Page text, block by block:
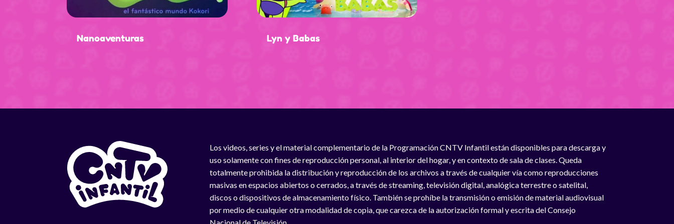
Nanoaventuras Lyn y Babas
Los videos, series y el material complementario de la Programación CNTV Infantil están disponibles para descarga y
uso solamente con fines de reproducción personal, al interior del hogar, y en contexto de sala de clases. Queda
totalmente prohibida la distribución y reproducción de los archivos a través de cualquier vía como reproducciones
masivas en espacios abiertos o cerrados, a través de streaming, televisión digital, analógica terrestre o satelital,
discos o dispositivos de almacenamiento físico. También se prohíbe la transmisión o emisión de material audiovisual
por medio de cualquier otra modalidad de copia, que carezca de la autorización formal y escrita del Consejo